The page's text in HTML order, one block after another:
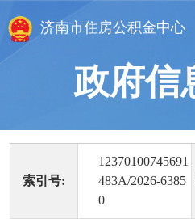
济南市住房公积金中心
政府信
索引号:
12370100745691
483A/2026-6385
0